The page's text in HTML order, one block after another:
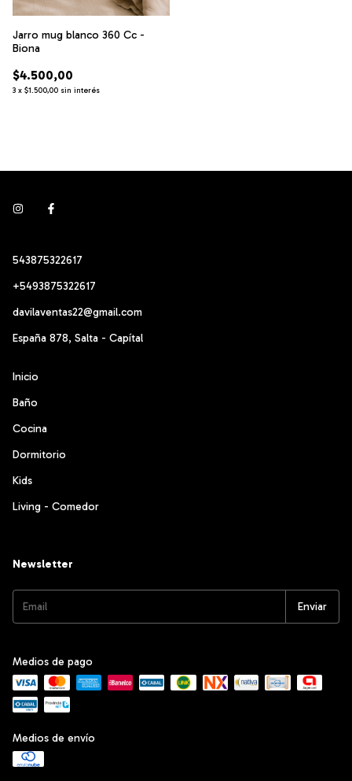
Jarro mug blanco 360 Cc -
Biona
$4.500,00
3 x $1.500,00 sin interés
543875322617
+5493875322617
davilaventas22@gmail.com
España 878, Salta - Capítal
Inicio
Baño
Cocina
Dormitorio
Kids
Living - Comedor
Newsletter
Medios de pago
Medios de envío